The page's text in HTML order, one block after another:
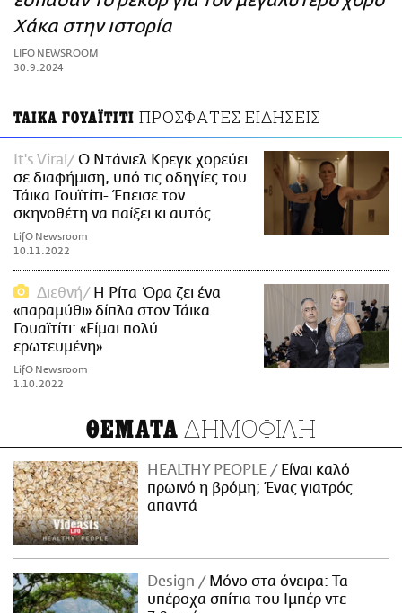
ΑΜΠΑ
PRINT
Χάκα στην ιστορία
LIFO NEWSROOM
30.9.2024
ΤΑΙΚΑ ΓΟΥΑΪΤΙΤΙ ΠΡΟΣΦΑΤΕΣ ΕΙΔΗΣΕΙΣ
It's Viral
Ο Ντάνιελ Κρεγκ χορεύει
σε διαφήμιση, υπό τις οδηγίες του
Τάικα Γουϊτίτι- Έπεισε τον
σκηνοθέτη να παίξει κι αυτός
LifO Newsroom
10.11.2022
Διεθνή
Η Ρίτα Όρα ζει ένα
«παραμύθι» δίπλα στον Τάικα
Γουαϊτίτι: «Είμαι πολύ
ερωτευμένη»
LifO Newsroom
1.10.2022
ΘΕΜΑΤΑ ΔΗΜΟΦΙΛΗ
HEALTHY PEOPLE
Είναι καλό
πρωινό η βρόμη; Ένας γιατρός
απαντά
Design
Μόνο στα όνειρα: Τα
υπέροχα σπίτια του Ιμπέρ ντε